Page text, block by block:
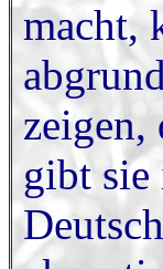
macht,
zeigen,
gibt sie